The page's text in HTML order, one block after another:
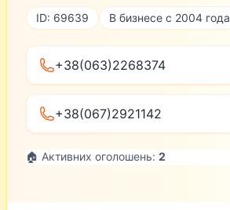
ID: 69639 В бизнесе с 2004 года
+38(063)2268374
+38(067)2921142
🏠 Активних оголошень: 2